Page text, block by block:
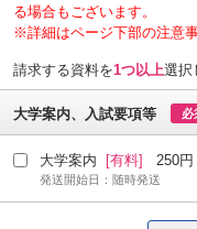
る場合もございます。
※詳細はページ下部の注意
請求する資料を1つ以上選択
大学案内、入試要項等 必
大学案内 [有料] 250円
発送開始日：随時発送